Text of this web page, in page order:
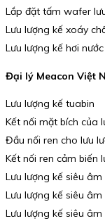
Lắp đặt tấm wafer
Lưu lượng kế xoáy
Lưu lượng kế hơi
Đại lý Meacon Việt
Lưu lượng kế tuabin
Kết nối mặt bích của
Đầu nối ren cho lưu
Kết nối ren cảm biến
Lưu lượng kế siêu âm
Lưu lượng kế siêu
Lưu lượng kế siêu